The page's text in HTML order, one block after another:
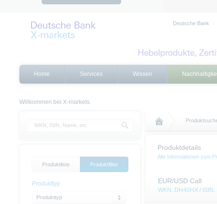
Deutsche Bank
Home Services Wissen
Willkommen bei X-markets.
Produktdetails
Alle Informationen zum
EUR/USD Call
WKN: DH40HX /
Produktliste Produktfilter
Produkttyp
Produkttyp